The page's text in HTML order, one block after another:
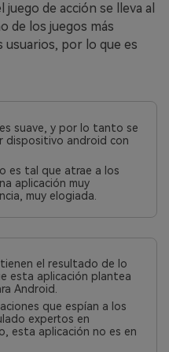
de acción se lleva al
de los juegos más
usuarios, por lo que es
suave, y por lo tanto se
dispositivo android con
es tal que atrae a los
aplicación muy
muy elogiada.
el resultado de lo
esta aplicación plantea
Android.
que espían a los
expertos en
esta aplicación no es en